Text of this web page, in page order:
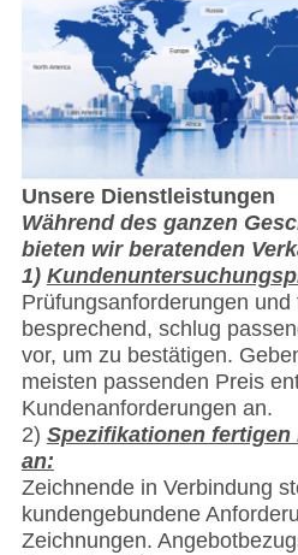
Unsere Dienstleistungen
Während des ganzen
bieten wir beratenden
1)
Prüfungsanforderungen
besprechend, schlug
vor, um zu bestätigen.
meisten passenden Preis
Kundenanforderungen an.
2) Spezifikationen fertigen
an:
Zeichnende in Verbindung
kundengebundene
Zeichnungen.